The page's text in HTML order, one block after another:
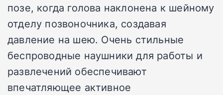
позе, когда голова наклонена к шейному
отделу позвоночника, создавая
давление на шею. Очень стильные
беспроводные наушники для работы и
развлечений обеспечивают
впечатляющее активное